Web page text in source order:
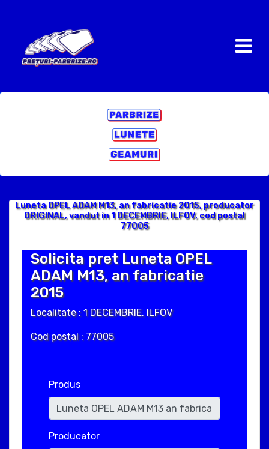
Luneta OPEL ADAM M13, an fabricatie 2015, producator
ORIGINAL, vandut in 1 DECEMBRIE, ILFOV, cod postal
77005
Solicita pret Luneta OPEL
ADAM M13, an fabricatie
2015
Localitate : 1 DECEMBRIE, ILFOV
Cod postal : 77005
Produs
Producator